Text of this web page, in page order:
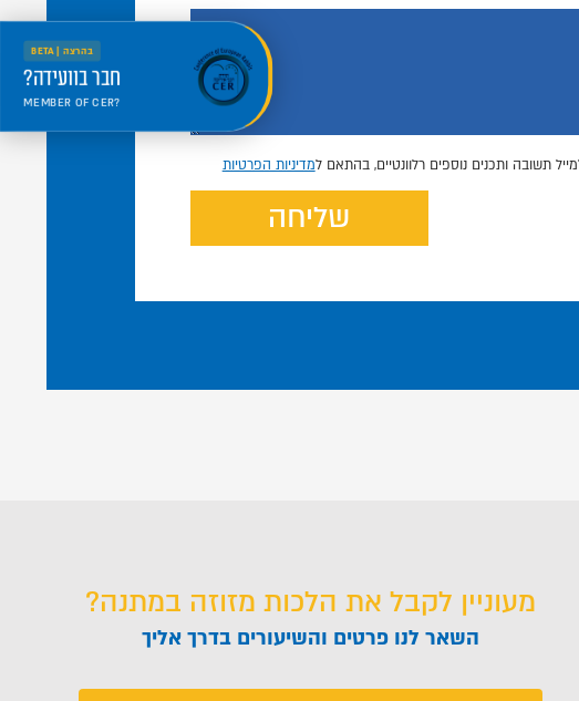
תשובה ותכנים נוספים רלוונטיים, בהתאם למדיניות הפרטיות
שליחה
מעוניין לקבל את הלכות מזוזה במתנה?
השאר לנו פרטים והשיעורים בדרך אליך
בהרצה | BETA
חבר בוועידה?
MEMBER OF CER?
Welcome to the new portal